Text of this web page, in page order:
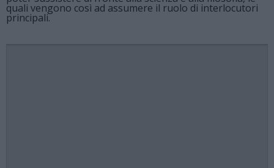
quali vengono così ad assumere il ruolo di interlocutori
principali.